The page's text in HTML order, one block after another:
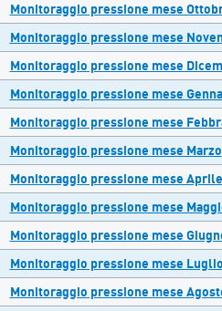
Monitoraggio pressione mese
Monitoraggio pressione mese
Monitoraggio pressione mese
Monitoraggio pressione mese
Monitoraggio pressione mese
Monitoraggio pressione mese Marzo
Monitoraggio pressione mese Aprile
Monitoraggio pressione mese
Monitoraggio pressione mese
Monitoraggio pressione mese Luglio
Monitoraggio pressione mese